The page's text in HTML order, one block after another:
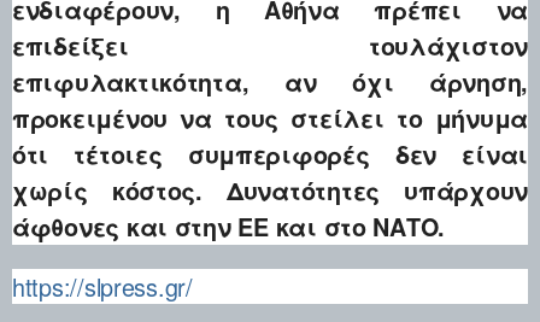
ενδιαφέρουν, η Αθήνα πρέπει να
επιδείξει τουλάχιστον
επιφυλακτικότητα, αν όχι άρνηση,
προκειμένου να τους στείλει το μήνυμα
ότι τέτοιες συμπεριφορές δεν είναι
χωρίς κόστος. Δυνατότητες υπάρχουν
άφθονες και στην ΕΕ και στο ΝΑΤΟ.
https://slpress.gr/